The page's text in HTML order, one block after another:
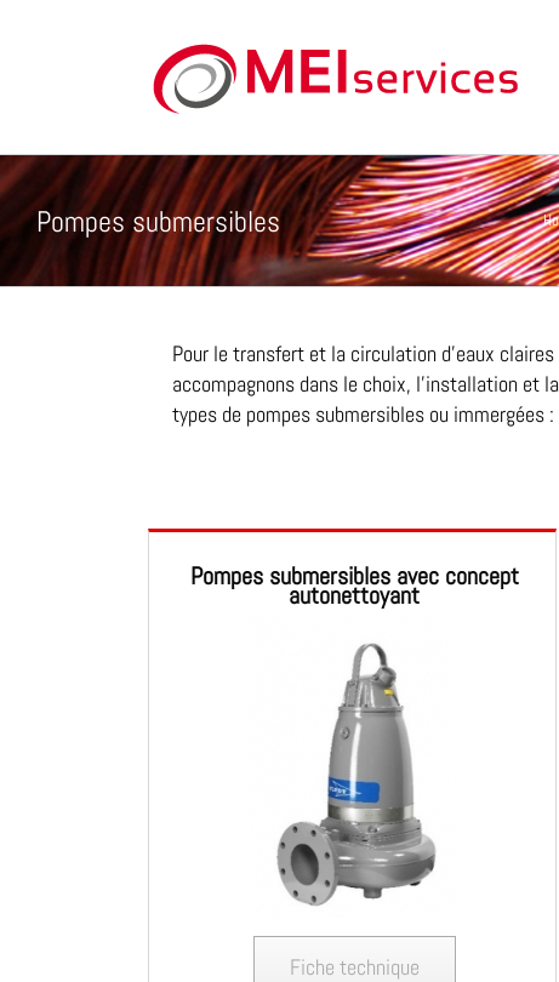
Pompes submersibles
Pour le transfert et la circulation d’eaux
accompagnons dans le choix, l’installation et
types de pompes submersibles ou immergées :
Pompes submersibles avec concept
autonettoyant
Fiche technique